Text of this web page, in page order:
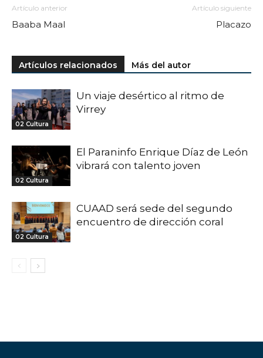
Artículo anterior
Baaba Maal
Artículo siguiente
Placazo
Artículos relacionados Más del autor
02 Cultura
Un viaje desértico al ritmo de
Virrey
02 Cultura
El Paraninfo Enrique Díaz de León
vibrará con talento joven
02 Cultura
CUAAD será sede del segundo
encuentro de dirección coral